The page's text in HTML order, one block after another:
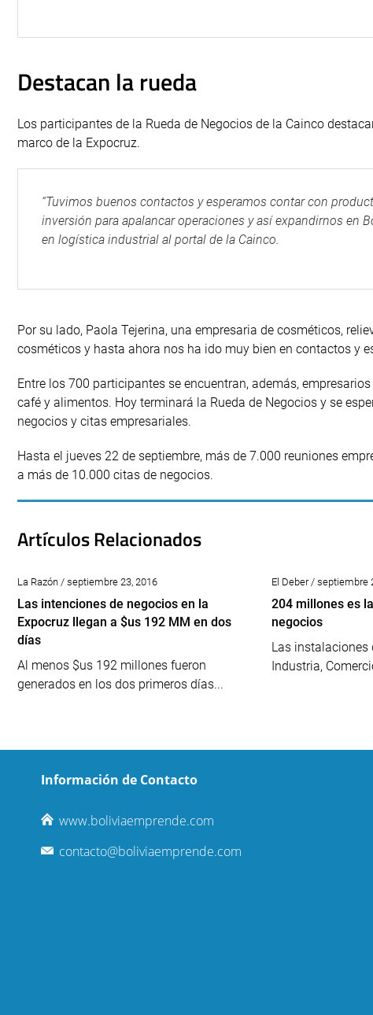
Destacan la rueda
Los participantes de la Rueda de Negocios de la Cainco
marco de la Expocruz.
“Tuvimos buenos contactos y esperamos contar con
inversión para apalancar operaciones y así expandirnos en
en logística industrial al portal de la Cainco.
Por su lado, Paola Tejerina, una empresaria de cosméticos,
cosméticos y hasta ahora nos ha ido muy bien en contactos y
Entre los 700 participantes se encuentran, además,
café y alimentos. Hoy terminará la Rueda de Negocios y se
negocios y citas empresariales.
Hasta el jueves 22 de septiembre, más de 7.000 reuniones
a más de 10.000 citas de negocios.
Artículos Relacionados
La Razón / septiembre 23, 2016
Las intenciones de negocios en la
Expocruz llegan a $us 192 MM en dos
días
Al menos $us 192 millones fueron
generados en los dos primeros días...
El Deber / septiembre
204 millones es
negocios
Las instalaciones
Industria,
Información de Contacto
www.boliviaemprende.com
contacto@boliviaemprende.com